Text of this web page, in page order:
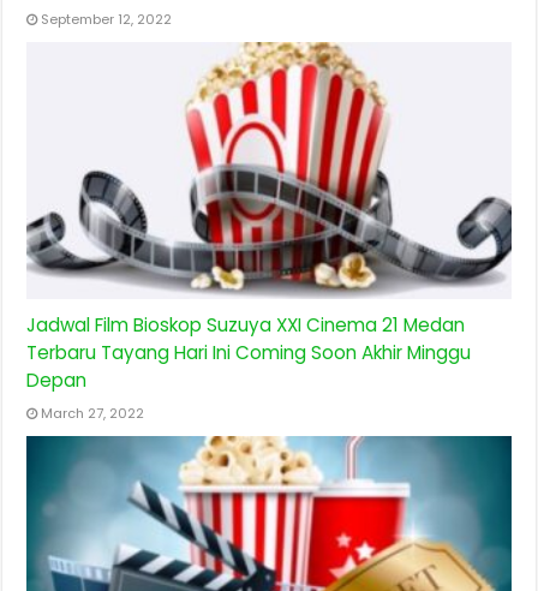
September 12, 2022
Jadwal Film Bioskop Suzuya XXI Cinema 21 Medan
Terbaru Tayang Hari Ini Coming Soon Akhir Minggu
Depan
March 27, 2022